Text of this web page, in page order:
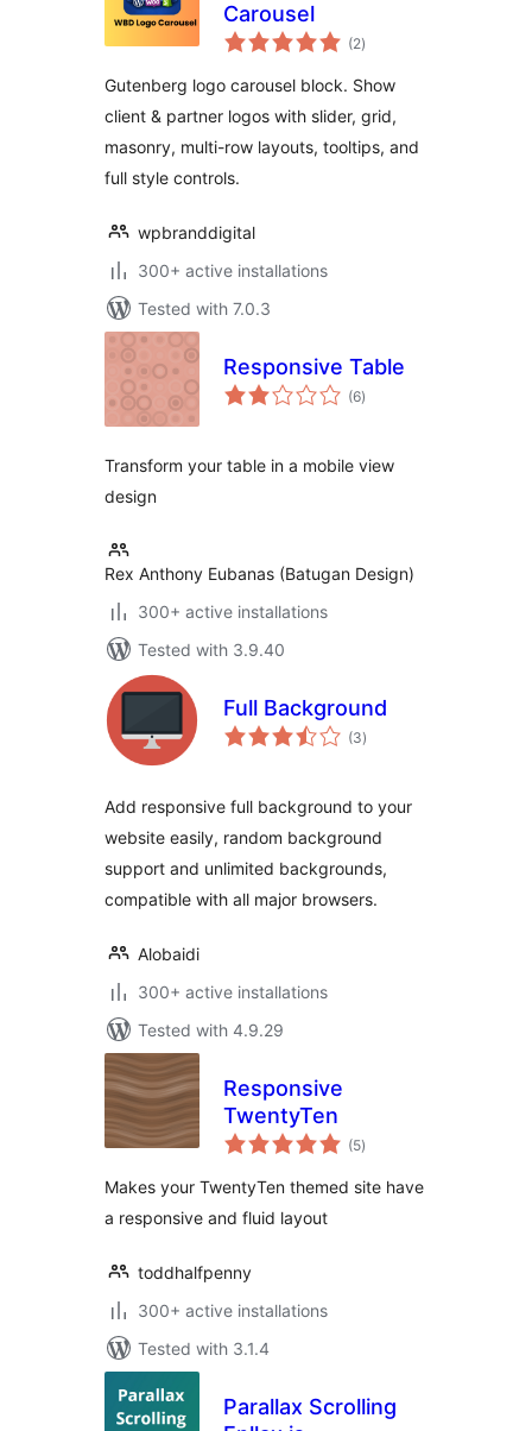
Carousel
(2total
ratings
)
Gutenberg logo carousel block. Show
client & partner logos with slider, grid,
masonry, multi-row layouts, tooltips, and
full style controls.
wpbranddigital
300+ active installations
Tested with 7.0.3
Responsive Table
(6total
ratings
)
Transform your table in a mobile view
design
Rex Anthony Eubanas (Batugan Design)
300+ active installations
Tested with 3.9.40
Full Background
(3total
ratings
)
Add responsive full background to your
website easily, random background
support and unlimited backgrounds,
compatible with all major browsers.
Alobaidi
300+ active installations
Tested with 4.9.29
Responsive
TwentyTen
(5total
ratings
)
Makes your TwentyTen themed site have
a responsive and fluid layout
toddhalfpenny
300+ active installations
Tested with 3.1.4
Parallax Scrolling